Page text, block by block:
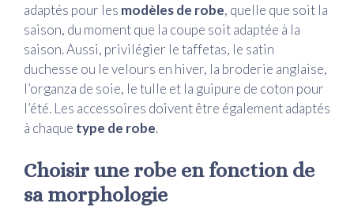
adaptés pour les modèles de robe, quelle que soit la
saison, du moment que la coupe soit adaptée à la
saison. Aussi, privilégier le taffetas, le satin
duchesse ou le velours en hiver, la broderie anglaise,
l’organza de soie, le tulle et la guipure de coton pour
l’été. Les accessoires doivent être également adaptés
à chaque type de robe.
Choisir une robe en fonction de
sa morphologie